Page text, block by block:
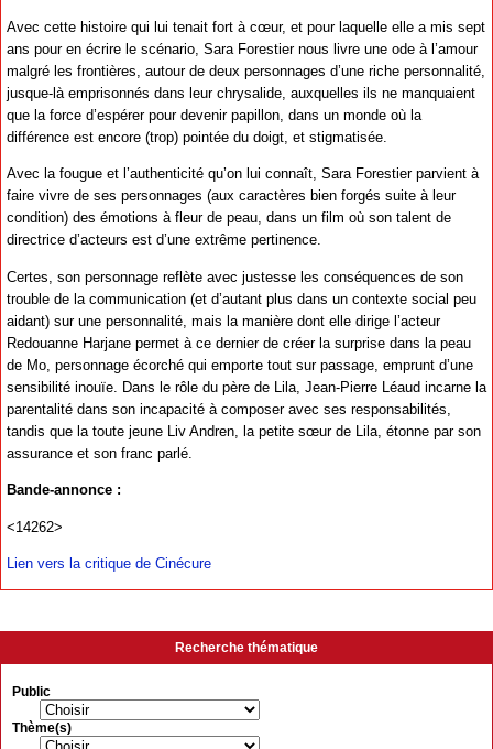
Avec cette histoire qui lui tenait fort à cœur, et pour laquelle elle a mis sept
ans pour en écrire le scénario, Sara Forestier nous livre une ode à l’amour
malgré les frontières, autour de deux personnages d’une riche personnalité,
jusque-là emprisonnés dans leur chrysalide, auxquelles ils ne manquaient
que la force d’espérer pour devenir papillon, dans un monde où la
différence est encore (trop) pointée du doigt, et stigmatisée.
Avec la fougue et l’authenticité qu’on lui connaît, Sara Forestier parvient à
faire vivre de ses personnages (aux caractères bien forgés suite à leur
condition) des émotions à fleur de peau, dans un film où son talent de
directrice d’acteurs est d’une extrême pertinence.
Certes, son personnage reflète avec justesse les conséquences de son
trouble de la communication (et d’autant plus dans un contexte social peu
aidant) sur une personnalité, mais la manière dont elle dirige l’acteur
Redouanne Harjane permet à ce dernier de créer la surprise dans la peau
de Mo, personnage écorché qui emporte tout sur passage, emprunt d’une
sensibilité inouïe. Dans le rôle du père de Lila, Jean-Pierre Léaud incarne la
parentalité dans son incapacité à composer avec ses responsabilités,
tandis que la toute jeune Liv Andren, la petite sœur de Lila, étonne par son
assurance et son franc parlé.
Bande-annonce :
<14262>
Lien vers la critique de Cinécure
Recherche thématique
Public
Thème(s)